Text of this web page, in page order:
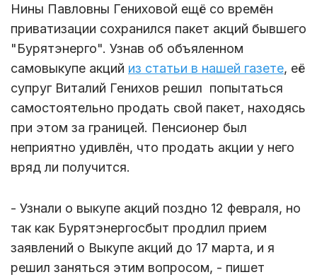
Нины Павловны Гениховой ещё со времён
приватизации сохранился пакет акций бывшего
"Бурятэнерго". Узнав об объяленном
самовыкупе акций из статьи в нашей газете, её
супруг Виталий Генихов решил попытаться
самостоятельно продать свой пакет, находясь
при этом за границей. Пенсионер был
неприятно удивлён, что продать акции у него
вряд ли получится.
- Узнали о выкупе акций поздно 12 февраля, но
так как Бурятэнергосбыт продлил прием
заявлений о Выкупе акций до 17 марта, и я
решил заняться этим вопросом, - пишет